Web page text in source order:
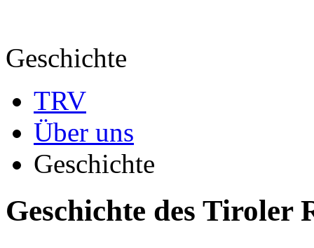
Geschichte
TRV
Über uns
Geschichte
Geschichte des Tiroler